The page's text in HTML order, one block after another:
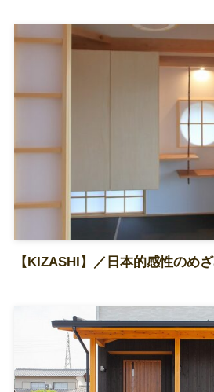
TEL 079-438-
資料請求
お問合せ
【KIZASHI】／日本的感性のめ